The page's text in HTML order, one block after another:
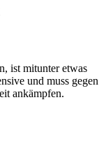
ist mitunter etwas
und muss gegen
ankämpfen.